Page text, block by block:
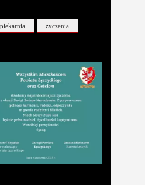
piekarnia życzenia